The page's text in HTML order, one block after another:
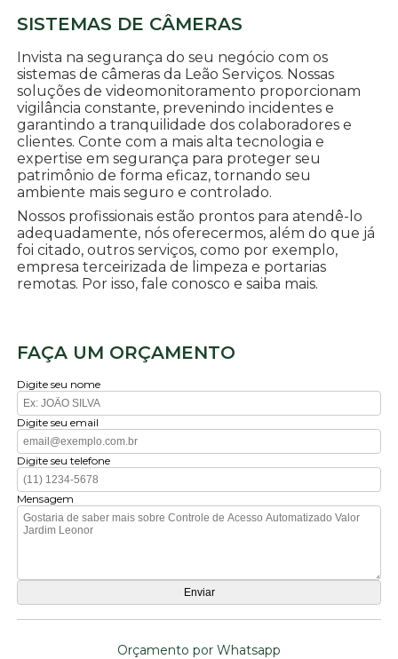
SISTEMAS DE CÂMERAS
Invista na segurança do seu negócio com os
sistemas de câmeras da Leão Serviços. Nossas
soluções de videomonitoramento proporcionam
vigilância constante, prevenindo incidentes e
garantindo a tranquilidade dos colaboradores e
clientes. Conte com a mais alta tecnologia e
expertise em segurança para proteger seu
patrimônio de forma eficaz, tornando seu
ambiente mais seguro e controlado.
Nossos profissionais estão prontos para atendê-lo
adequadamente, nós oferecermos, além do que já
foi citado, outros serviços, como por exemplo,
empresa terceirizada de limpeza e portarias
remotas. Por isso, fale conosco e saiba mais.
FAÇA UM ORÇAMENTO
Digite seu nome
Digite seu email
Digite seu telefone
Mensagem
Orçamento por Whatsapp